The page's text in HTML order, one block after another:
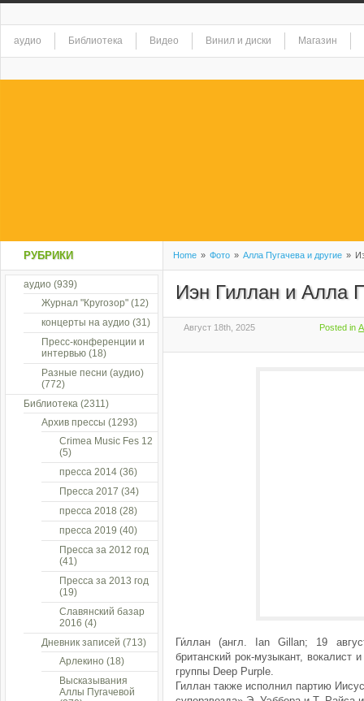
аудио Библиотека Видео Винил и диски Магазин
Home » Фото » Алла Пугачева и другие »
Иэн Гиллан и Алла
Август 18th, 2025 Posted in
Ги́ллан (англ. Ian Gillan; 19
британский рок-музыкант, вокалист
группы Deep Purple.
Гиллан также исполнил партию
РУБРИКИ
аудио (939)
Журнал "Кругозор" (12)
концерты на аудио (31)
Пресс-конференции и
интервью (18)
Разные песни (аудио)
(772)
Библиотека (2311)
Архив прессы (1293)
Crimea Music Fes 12
(5)
пресса 2014 (36)
Пресса 2017 (34)
пресса 2018 (28)
пресса 2019 (40)
Пресса за 2012 год
(41)
Пресса за 2013 год
(19)
Славянский базар
2016 (4)
Дневник записей (713)
Арлекино (18)
Высказывания
Аллы Пугачевой